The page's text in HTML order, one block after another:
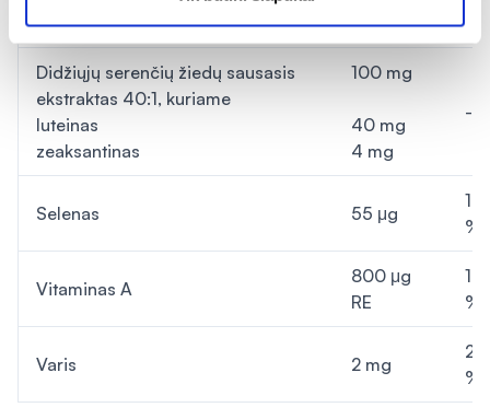
Vitaminas C 15 mg
Didžiųjų serenčių žiedų sausasis
ekstraktas 40:1, kuriame
luteinas
zeaksantinas
100 mg
40 mg
4 mg
-
Selenas 55 μg
%
Vitaminas A
800 μg
RE
%
Varis 2 mg
%